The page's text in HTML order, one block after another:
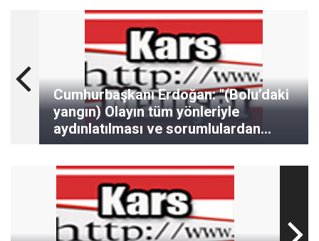
Cumhurbaşkanı Erdoğan: "(Bolu’daki
yangın) Olayın tüm yönleriyle
aydınlatılması ve sorumlulardan
hesap sorulması için gereken her
türlü adım atılmaktadır."